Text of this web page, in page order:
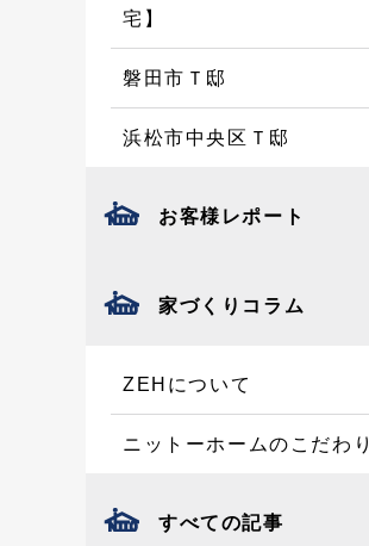
宅】
磐田市Ｔ邸
浜松市中央区Ｔ邸
お客様レポート
家づくりコラム
ZEHについて
ニットーホームのこだわり
すべての記事